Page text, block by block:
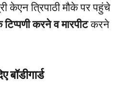
केएन त्रिपाठी मौके पर पहुंचे
करने व मारपीटकरने